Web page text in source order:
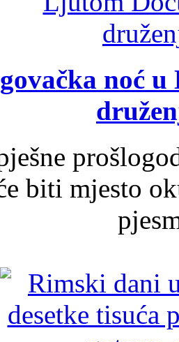
noć
biti mjesto